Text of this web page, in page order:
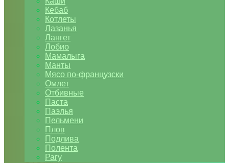
Кебаб
Котлеты
Лазанья
Лангет
Лобио
Мамалыга
Манты
Мясо по-французски
Омлет
Отбивные
Паста
Паэлья
Пельмени
Плов
Подлива
Полента
Рагу